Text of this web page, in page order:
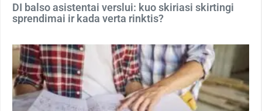
DI balso asistentai verslui: kuo skiriasi skirtingi
sprendimai ir kada verta rinktis?